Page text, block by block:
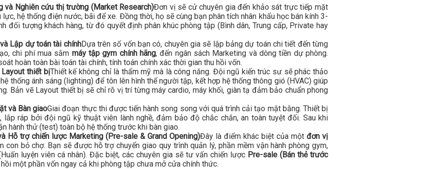
và Nghiên cứu thị trường (Market Research)Đơn vị sẽ cử chuyên gia đến khảo sát trực tiếp mặt
hệ thống điện nước, bãi để xe. Đồng thời, họ sẽ cùng bạn phân tích nhân khẩu học bán kính 3-
đối tượng khách hàng, từ đó quyết định phân khúc phòng tập (Bình dân, Trung cấp, Private hay
Lập dự toán tài chínhDựa trên số vốn bạn có, chuyên gia sẽ lập bảng dự toán chi tiết đến từng
chi phí mua sắm máy tập gym chính hãng, đến ngân sách Marketing và dòng tiền dự phòng.
hoàn toàn bài toán tài chính, tính toán chính xác thời gian thu hồi vốn.
Layout thiết bịThiết kế không chỉ là thẩm mỹ mà là công năng. Đội ngũ kiến trúc sư sẽ phác thảo
thống ánh sáng (lighting) để tôn lên hình thể người tập, kết hợp hệ thống thông gió (HVAC) giúp
Bản vẽ Layout thiết bị sẽ chỉ rõ vị trí từng máy cardio, máy khối, giàn tạ đảm bảo chuẩn phong
và Bàn giaoGiai đoạn thực thi được tiến hành song song với quá trình cải tạo mặt bằng. Thiết bị
lắp ráp bởi đội ngũ kỹ thuật viên lành nghề, đảm bảo độ chắc chắn, an toàn tuyệt đối. Sau khi
hành thử (test) toàn bộ hệ thống trước khi bàn giao.
Hỗ trợ chiến lược Marketing (Pre-sale & Grand Opening)Đây là điểm khác biệt của một đơn vị
con bỏ chợ. Bạn sẽ được hỗ trợ chuyển giao quy trình quản lý, phần mềm vận hành phòng gym,
luyện viên cá nhân). Đặc biệt, các chuyên gia sẽ tư vấn chiến lược Pre-sale (Bán thẻ trước
một phần vốn ngay cả khi phòng tập chưa mở cửa chính thức.